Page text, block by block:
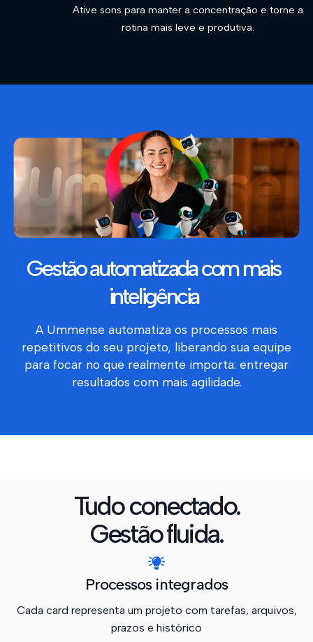
Ative sons para manter a concentração e torne a
rotina mais leve e produtiva.
Gestão automatizada com mais
inteligência
A Ummense automatiza os processos mais
repetitivos do seu projeto, liberando sua equipe
para focar no que realmente importa: entregar
resultados com mais agilidade.
Tudo conectado.
Gestão fluida.
Processos integrados
Cada card representa um projeto com tarefas, arquivos,
prazos e histórico